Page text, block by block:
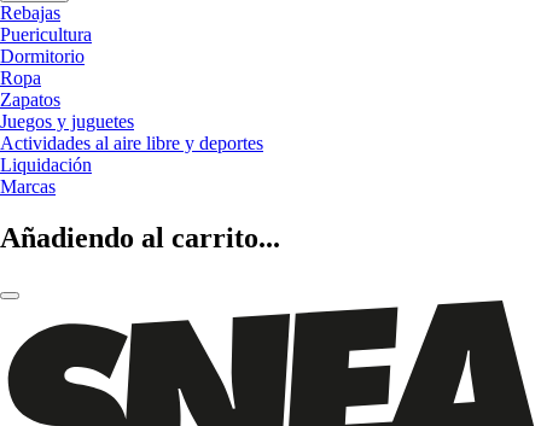
Rebajas
Puericultura
Dormitorio
Ropa
Zapatos
Juegos y juguetes
Actividades al aire libre y deportes
Liquidación
Marcas
Añadiendo al carrito...